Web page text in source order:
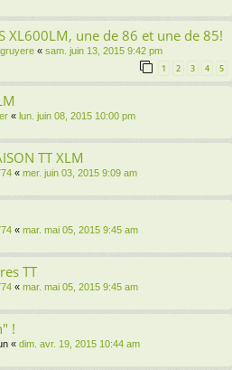
XL600LM, une de 86 et une de 85!
« sam. juin 13, 2015 9:42 pm
1 2 3 4 5
« lun. juin 08, 2015 10:00 pm
TT XLM
« mer. juin 03, 2015 9:09 am
« mar. mai 05, 2015 9:45 am
TT
« mar. mai 05, 2015 9:45 am
!
« dim. avr. 19, 2015 10:44 am